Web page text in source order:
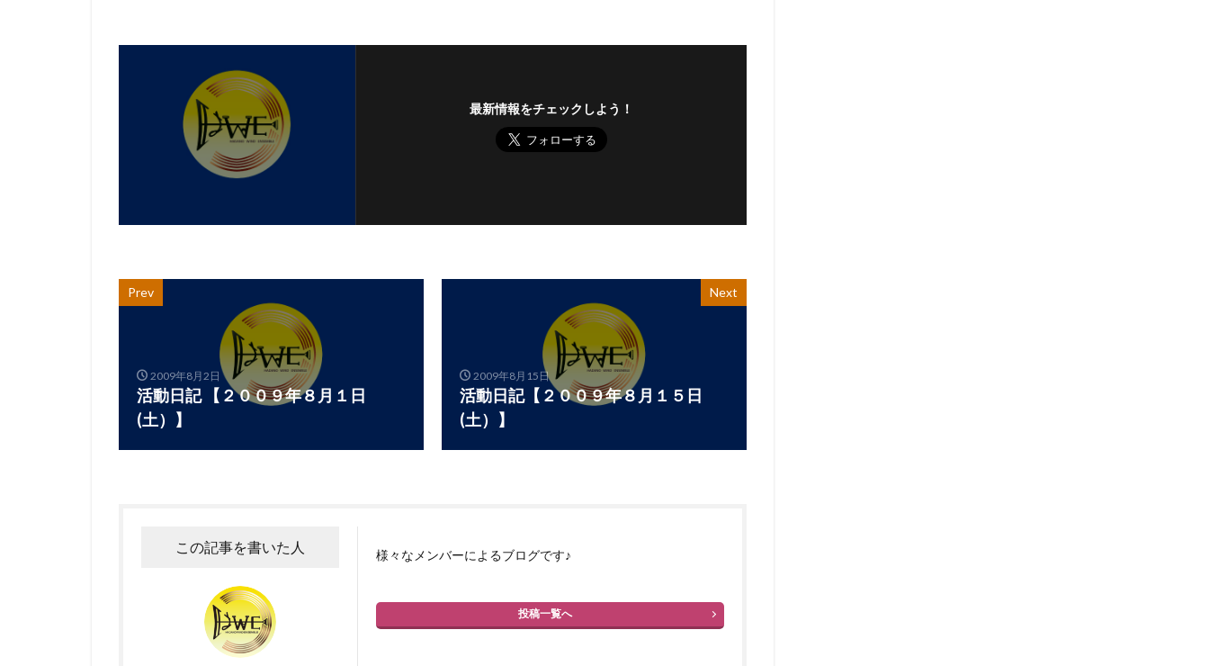
最新情報をチェックしよう！
Prev
2009年8月2日
活動日記 【２００９年８月１日
(土）】
Next
2009年8月15日
活動日記【２００９年８月１５日
(土）】
この記事を書いた人 様々なメンバーによるブログです♪
投稿一覧へ